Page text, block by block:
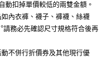
扣掉單價較低的兩雙金額。
內衣褲、襪子、褲襪、絲襪
務必先確認尺寸規格符合後再
不併行折價券及其他現行優